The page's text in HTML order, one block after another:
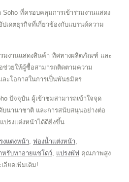
Soho ที่ครอบคลุมการเข้าร่วมงานแสดง
เดตธุรกิจที่เกี่ยวข้องกับแบรนด์ความ
รมงานแสดงสินค้า ทิศทางผลิตภัณฑ์ และ
ช่วยให้ผู้ซื้อสามารถติดตามความ
ละโอกาสในการเป็นพันธมิตร
ปัจจุบัน ผู้เข้าชมสามารถเข้าใจจุด
บนานาชาติ และการสนับสนุนอย่างต่อ
ปรงแต่งหน้าได้ดียิ่งขึ้น
งแต่งหน้า, ฟองน้ำแต่งหน้า,
หรับทาอายแชโดว์, แปรงพัฟ คุณภาพสูง
อียดเพิ่มเติม!